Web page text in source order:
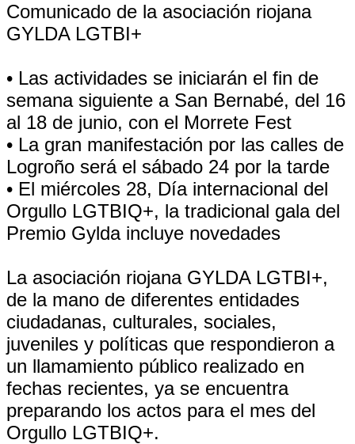
Comunicado de la asociación riojana
GYLDA LGTBI+
• Las actividades se iniciarán el fin de
semana siguiente a San Bernabé, del 16
al 18 de junio, con el Morrete Fest
• La gran manifestación por las calles de
Logroño será el sábado 24 por la tarde
• El miércoles 28, Día internacional del
Orgullo LGTBIQ+, la tradicional gala del
Premio Gylda incluye novedades
La asociación riojana GYLDA LGTBI+,
de la mano de diferentes entidades
ciudadanas, culturales, sociales,
juveniles y políticas que respondieron a
un llamamiento público realizado en
fechas recientes, ya se encuentra
preparando los actos para el mes del
Orgullo LGTBIQ+.